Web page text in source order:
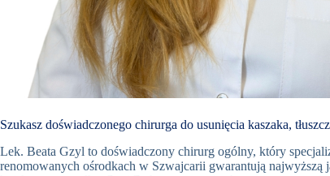
Szukasz doświadczonego chirurga do usunięcia kaszaka,
Lek. Beata Gzyl to doświadczony chirurg ogólny, który
renomowanych ośrodkach w Szwajcarii gwarantują